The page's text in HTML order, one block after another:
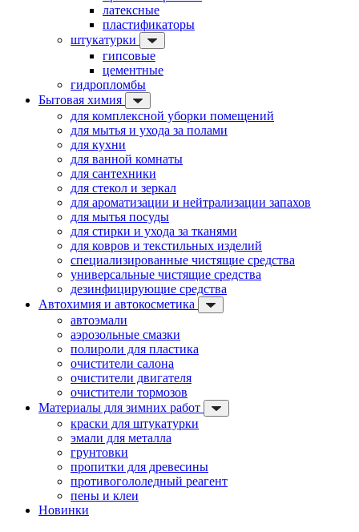
латексные
пластификаторы
штукатурки
гипсовые
цементные
гидропломбы
Бытовая химия
для комплексной уборки помещений
для мытья и ухода за полами
для кухни
для ванной комнаты
для сантехники
для стекол и зеркал
для ароматизации и нейтрализации запахов
для мытья посуды
для стирки и ухода за тканями
для ковров и текстильных изделий
специализированные чистящие средства
универсальные чистящие средства
дезинфицирующие средства
Автохимия и автокосметика
автоэмали
аэрозольные смазки
полироли для пластика
очистители салона
очистители двигателя
очистители тормозов
Материалы для зимних работ
краски для штукатурки
эмали для металла
грунтовки
пропитки для древесины
противогололедный реагент
пены и клеи
Новинки